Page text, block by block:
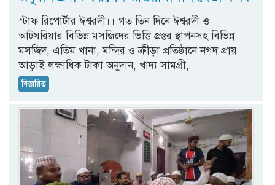
স্টাফ রিপোর্টার ঈশ্বরদী।। গত তিন দিনে ঈশ্বরদী ও
আটঘরিয়ার বিভিন্ন মসজিদের ভিত্তি প্রস্তর স্থাপনসহ বিভিন্ন
মসজিদ, এতিম খানা, মন্দির ও ক্রীড়া প্রতিষ্ঠানে নগদ প্রায়
আড়াই লক্ষাধিক টাকা অনুদান, খাদ্য সামগ্রী,
বিস্তারিত